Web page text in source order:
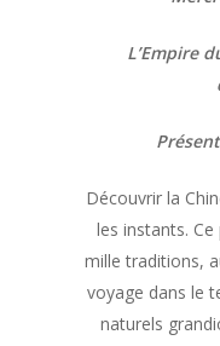
L’Empire
Découvrir la
les instants.
mille traditions,
voyage dans le
naturels